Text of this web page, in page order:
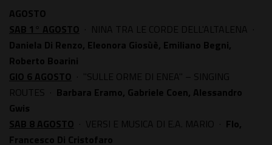
AGOSTO
SAB 1° AGOSTO · NINA TRA LE CORDE DELL'ALTALENA ·
Daniela Di Renzo, Eleonora Giosùè, Emiliano Begni,
Roberto Boarini
GIO 6 AGOSTO · "SULLE ORME DI ENEA" – SINGING
ROUTES · Barbara Eramo, Gabriele Coen, Alessandro
Gwis
SAB 8 AGOSTO · VERSI E MUSICA DI E.A. MARIO · Flo,
Francesco Di Cristofaro